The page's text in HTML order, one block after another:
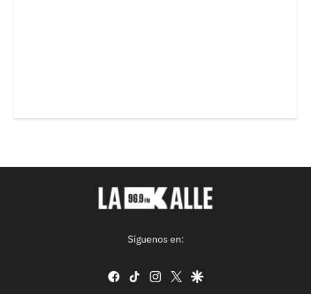
Síguenos en:
facebook
tiktok instagram
twittergoogle